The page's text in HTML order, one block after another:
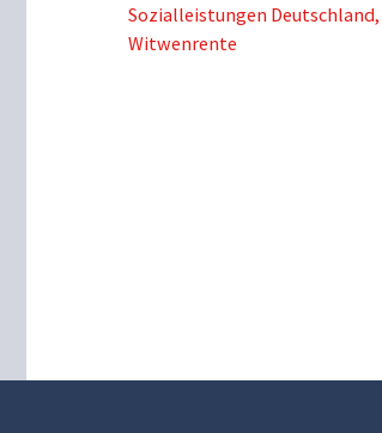
Sozialleistungen Deutschland,
Witwenrente